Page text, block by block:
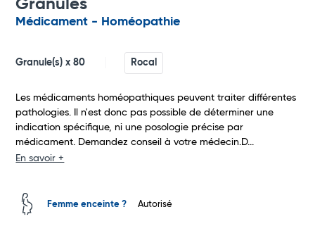
Total
Granules
Médicament - Homéopathie
Granule(s) x 80 Rocal
Les médicaments homéopathiques peuvent traiter différentes
pathologies. Il n'est donc pas possible de déterminer une
indication spécifique, ni une posologie précise par
médicament. Demandez conseil à votre médecin.D...
En savoir +
Femme enceinte ? Autorisé